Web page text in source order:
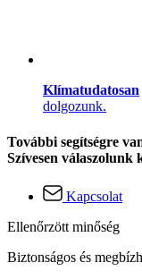
Klímatudatosan
dolgozunk.
További segítségre
Szívesen válaszolunk
Kapcsolat
Ellenőrzött minőség
Biztonságos és